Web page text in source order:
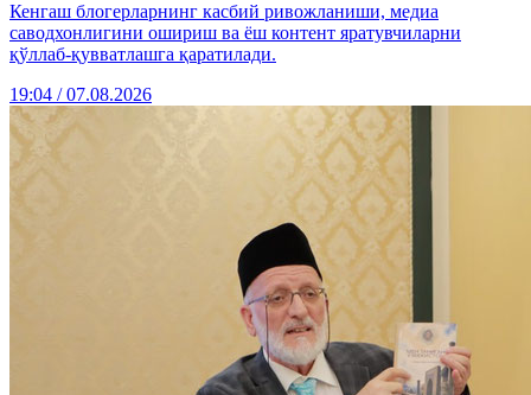
Кенгаш блогерларнинг касбий ривожланиши, медиа
саводхонлигини ошириш ва ёш контент яратувчиларни
қўллаб-қувватлашга қаратилади.
19:04 / 07.08.2026